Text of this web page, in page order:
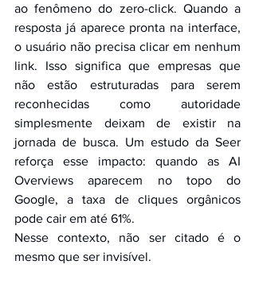
ao fenômeno do zero-click. Quando a
resposta já aparece pronta na interface,
o usuário não precisa clicar em nenhum
link. Isso significa que empresas que
não estão estruturadas para serem
reconhecidas como autoridade
simplesmente deixam de existir na
jornada de busca. Um estudo da Seer
reforça esse impacto: quando as AI
Overviews aparecem no topo do
Google, a taxa de cliques orgânicos
pode cair em até 61%.
Nesse contexto, não ser citado é o
mesmo que ser invisível.